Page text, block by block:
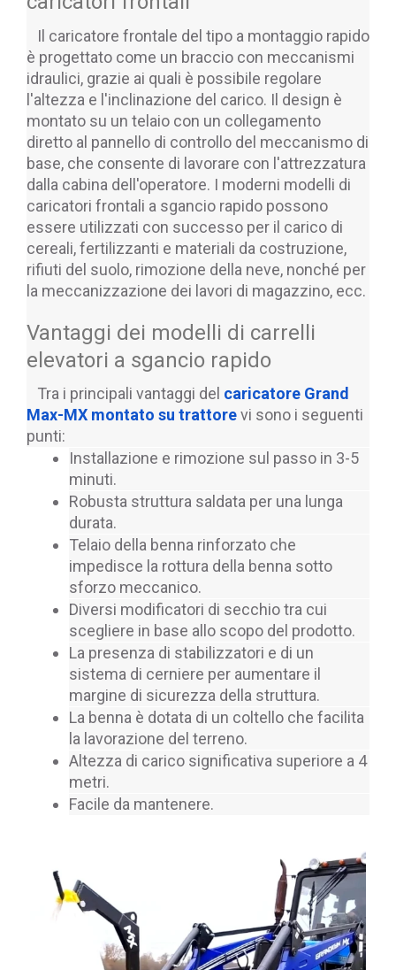
Il caricatore frontale del tipo a montaggio rapido
è progettato come un braccio con meccanismi
idraulici, grazie ai quali è possibile regolare
l'altezza e l'inclinazione del carico. Il design è
montato su un telaio con un collegamento
diretto al pannello di controllo del meccanismo di
base, che consente di lavorare con l'attrezzatura
dalla cabina dell'operatore. I moderni modelli di
caricatori frontali a sgancio rapido possono
essere utilizzati con successo per il carico di
cereali, fertilizzanti e materiali da costruzione,
rifiuti del suolo, rimozione della neve, nonché per
la meccanizzazione dei lavori di magazzino, ecc.
Vantaggi dei modelli di carrelli
elevatori a sgancio rapido
Tra i principali vantaggi del caricatore Grand
Max-MX montato su trattore vi sono i seguenti
punti:
Installazione e rimozione sul passo in 3-5
minuti.
Robusta struttura saldata per una lunga
durata.
Telaio della benna rinforzato che
impedisce la rottura della benna sotto
sforzo meccanico.
Diversi modificatori di secchio tra cui
scegliere in base allo scopo del prodotto.
La presenza di stabilizzatori e di un
sistema di cerniere per aumentare il
margine di sicurezza della struttura.
La benna è dotata di un coltello che facilita
la lavorazione del terreno.
Altezza di carico significativa superiore a 4
metri.
Facile da mantenere.